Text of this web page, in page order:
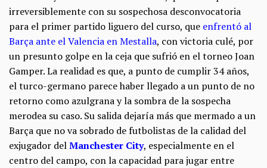
irreversiblemente con su sospechosa desconvocatoria
para el primer partido liguero del curso, que enfrentó al
Barça ante el Valencia en Mestalla, con victoria culé, por
un presunto golpe en la ceja que sufrió en el torneo Joan
Gamper. La realidad es que, a punto de cumplir 34 años,
el turco-germano parece haber llegado a un punto de no
retorno como azulgrana y la sombra de la sospecha
merodea su caso. Su salida dejaría más que mermado a un
Barça que no va sobrado de futbolistas de la calidad del
exjugador delManchester City, especialmente en el
centro del campo, con la capacidad para jugar entre